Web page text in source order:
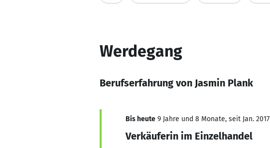
Werdegang
Berufserfahrung von Jasmin Plank
Bis heute 9 Jahre und 8 Monate, seit Jan. 2017
Verkäuferin im Einzelhandel